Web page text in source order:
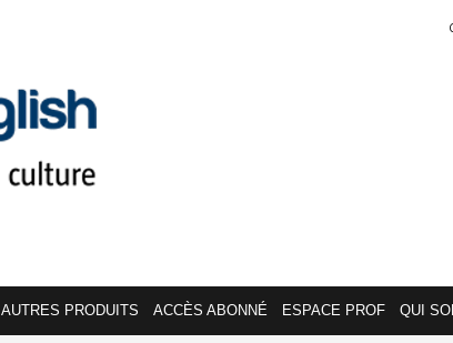
AUTRES PRODUITS ACCÈS ABONNÉ ESPACE PROF QUI